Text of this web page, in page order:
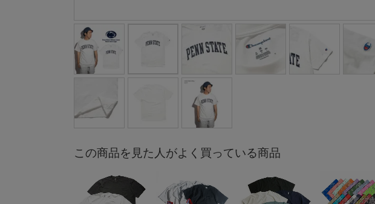
この商品を見た人がよく買っている商品